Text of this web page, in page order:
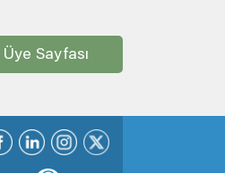
Üye Sayfası